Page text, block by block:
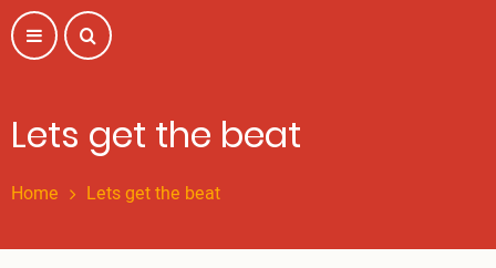
Skip
to
main
Lets get the beat
Home Lets get the beat